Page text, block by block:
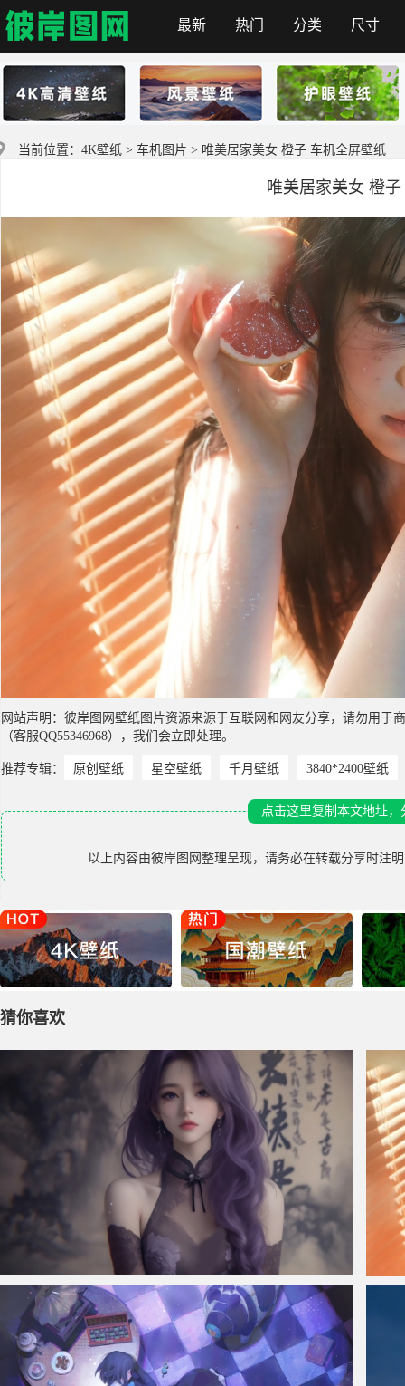
彼岸图网
最新 热门 分类 尺寸
当前位置： 4K壁纸 > 车机图片 > 唯美居家美女 橙子 车机全屏壁纸
唯美居家美女 橙
网站声明：彼岸图网壁纸图片资源来源于互联网和网友分享，请勿用
（客服QQ55346968），我们会立即处理。
推荐专辑： 原创壁纸 星空壁纸 千月壁纸 3840*2400壁纸
点击这里复制本文地址
以上内容由彼岸图网 整理呈现，请务必在转载分享时注
猜你喜欢
仙侠凌仙 紫色长卷发美女 古风古典 4K壁纸